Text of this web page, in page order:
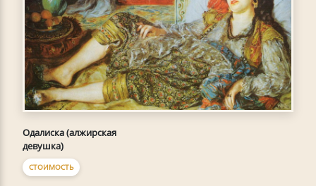
Одалиска (алжирская
девушка)
СТОИМОСТЬ